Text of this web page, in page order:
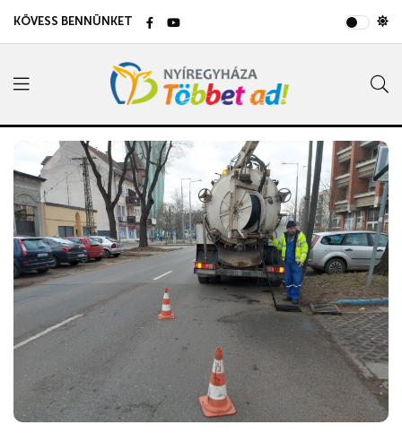
KÖVESS BENNÜNKET